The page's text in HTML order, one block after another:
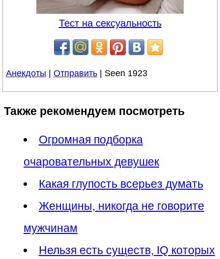
Тест на сексуальность
Анекдоты | Отправить | Seen 1923
Также рекомендуем посмотреть
Огромная подборка
очаровательных девушек
Какая глупость всерьез думать
Женщины, никогда не говорите
мужчинам
Нельзя есть существ, IQ которых